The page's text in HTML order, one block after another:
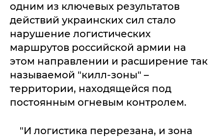
одним из ключевых результатов
действий украинских сил стало
нарушение логистических
маршрутов российской армии на
этом направлении и расширение так
называемой "килл-зоны" –
территории, находящейся под
постоянным огневым контролем.
"И логистика перерезана, и зона